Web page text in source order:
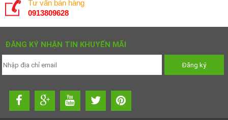
Tư vấn bán hàng
0913809628
ĐĂNG KÝ NHẬN TIN KHUYẾN MÃI